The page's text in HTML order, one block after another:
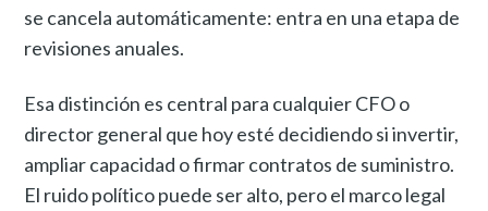
se cancela automáticamente: entra en una etapa de
revisiones anuales.
Esa distinción es central para cualquier CFO o
director general que hoy esté decidiendo si invertir,
ampliar capacidad o firmar contratos de suministro.
El ruido político puede ser alto, pero el marco legal